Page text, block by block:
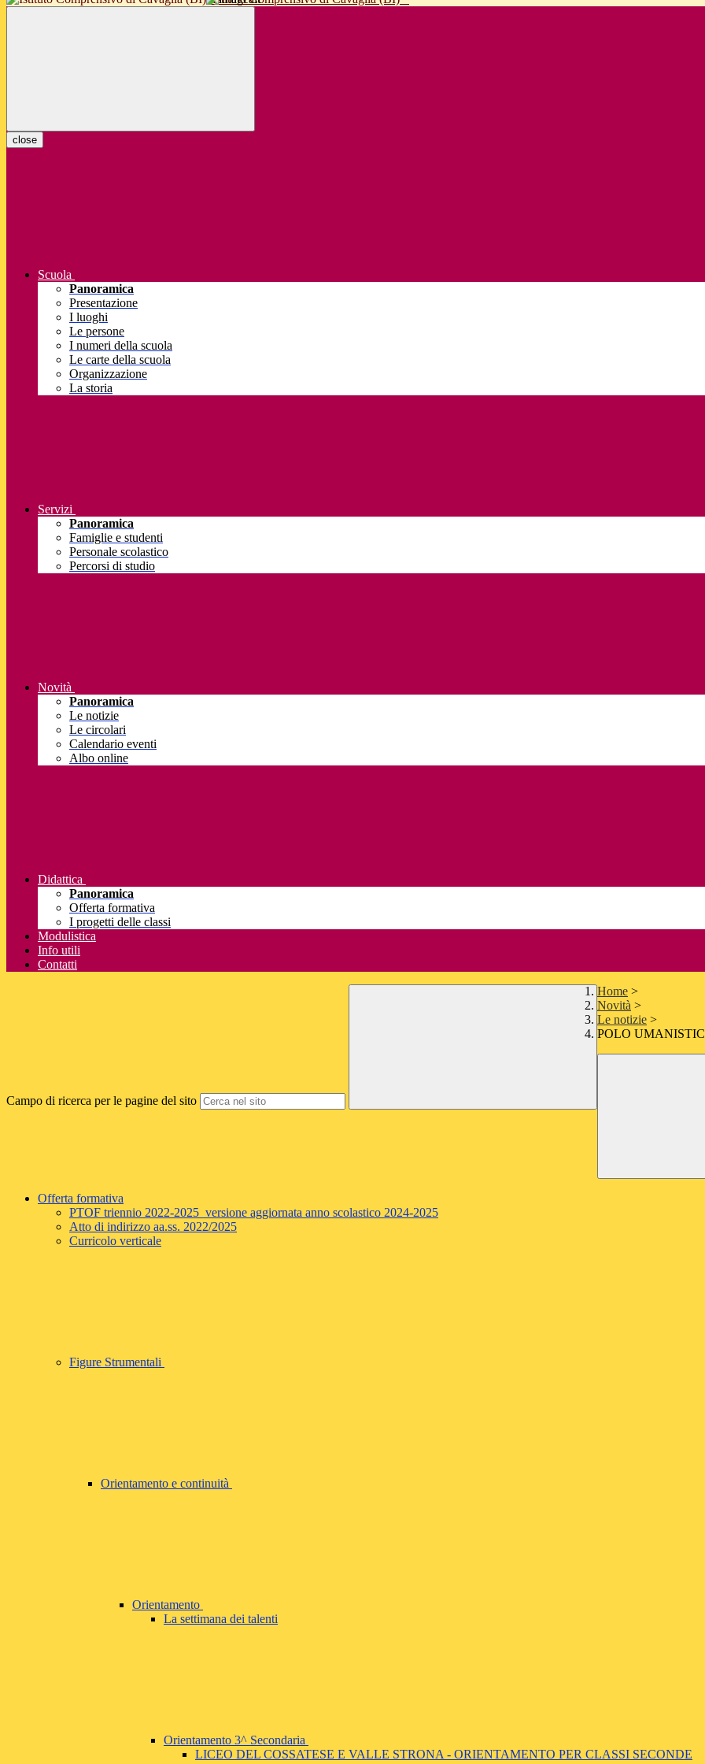
close
Scuola
Panoramica
Presentazione
I luoghi
Le persone
I numeri della scuola
Le carte della scuola
Organizzazione
La storia
Servizi
Panoramica
Famiglie e studenti
Personale scolastico
Percorsi di studio
Novità
Panoramica
Le notizie
Le circolari
Calendario eventi
Albo online
Didattica
Panoramica
Offerta formativa
I progetti delle classi
Modulistica
Info utili
Contatti
Campo di ricerca per le pagine del sito
Home >
Novità >
Le notizie >
POLO
Offerta formativa
PTOF triennio 2022-2025 versione aggiornata anno scolastico 2024-2025
Atto di indirizzo aa.ss. 2022/2025
Curricolo verticale
Figure Strumentali
Orientamento e continuità
Orientamento
La settimana dei talenti
Orientamento 3^ Secondaria
LICEO DEL COSSATESE E VALLE STRONA - ORIENTAMENTO PER CLASSI SECONDE